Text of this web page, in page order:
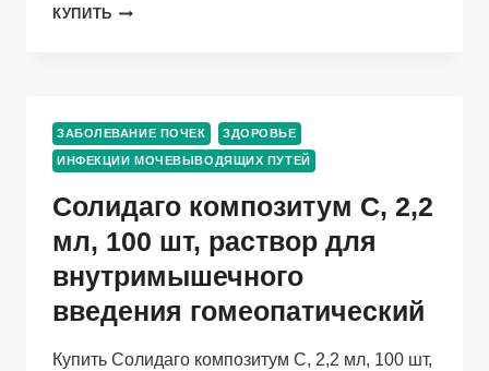
КУПИТЬ D-
ПОРОШОК
ЗАБОЛЕВАНИЕ ПОЧЕК ЗДОРОВЬЕ
ИНФЕКЦИИ МОЧЕВЫВОДЯЩИХ ПУТЕЙ
Солидаго композитум С, 2,2
мл, 100 шт, раствор для
внутримышечного
введения гомеопатический
Купить Солидаго композитум С, 2,2 мл, 100 шт,